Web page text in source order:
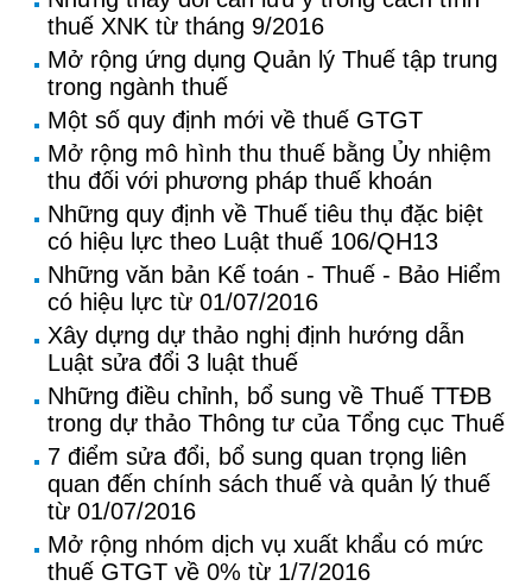
thuế XNK từ tháng 9/2016
Mở rộng ứng dụng Quản lý Thuế tập trung
trong ngành thuế
Một số quy định mới về thuế GTGT
Mở rộng mô hình thu thuế bằng Ủy nhiệm
thu đối với phương pháp thuế khoán
Những quy định về Thuế tiêu thụ đặc biệt
có hiệu lực theo Luật thuế 106/QH13
Những văn bản Kế toán - Thuế - Bảo Hiểm
có hiệu lực từ 01/07/2016
Xây dựng dự thảo nghị định hướng dẫn
Luật sửa đổi 3 luật thuế
Những điều chỉnh, bổ sung về Thuế TTĐB
trong dự thảo Thông tư của Tổng cục Thuế
7 điểm sửa đổi, bổ sung quan trọng liên
quan đến chính sách thuế và quản lý thuế
từ 01/07/2016
Mở rộng nhóm dịch vụ xuất khẩu có mức
thuế GTGT về 0% từ 1/7/2016